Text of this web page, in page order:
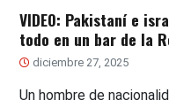
VIDEO: Pakistaní e
todo en un bar de la
diciembre 27, 2025
Un hombre de